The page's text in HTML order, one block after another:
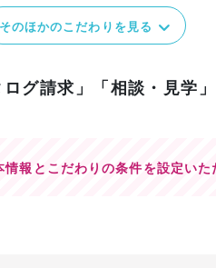
そのほかのこだわりを見る
ログ請求」「相談・見学
情報とこだわりの条件を設定いた